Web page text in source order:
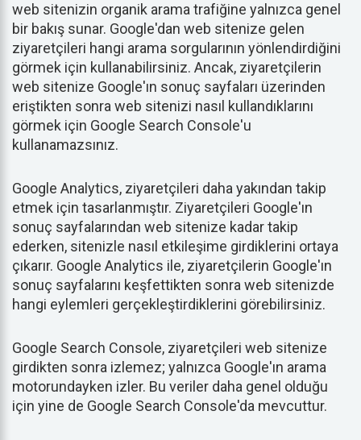
web sitenizin organik arama trafiğine yalnızca genel
bir bakış sunar. Google'dan web sitenize gelen
ziyaretçileri hangi arama sorgularının yönlendirdiğini
görmek için kullanabilirsiniz. Ancak, ziyaretçilerin
web sitenize Google'ın sonuç sayfaları üzerinden
eriştikten sonra web sitenizi nasıl kullandıklarını
görmek için Google Search Console'u
kullanamazsınız.
Google Analytics, ziyaretçileri daha yakından takip
etmek için tasarlanmıştır. Ziyaretçileri Google'ın
sonuç sayfalarından web sitenize kadar takip
ederken, sitenizle nasıl etkileşime girdiklerini ortaya
çıkarır. Google Analytics ile, ziyaretçilerin Google'ın
sonuç sayfalarını keşfettikten sonra web sitenizde
hangi eylemleri gerçekleştirdiklerini görebilirsiniz.
Google Search Console, ziyaretçileri web sitenize
girdikten sonra izlemez; yalnızca Google'ın arama
motorundayken izler. Bu veriler daha genel olduğu
için yine de Google Search Console'da mevcuttur.